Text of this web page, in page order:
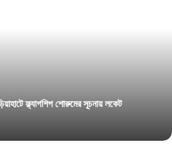
বি. সরকার জহুরী র গড়িয়াহাটে ফ্ল্যাগশিপ শোরুমের সূচনায় লকেট